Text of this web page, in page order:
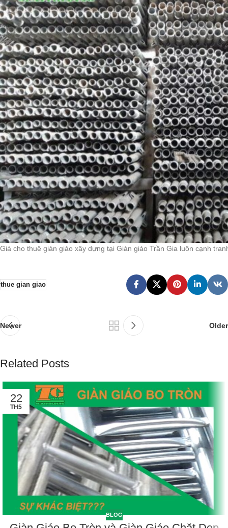
Giá cho thuê giàn giáo xây dựng tại Giàn giáo Trần Gia luôn cạnh
thue gian giao
Newer Older
Related Posts
22
TH5
BLOG